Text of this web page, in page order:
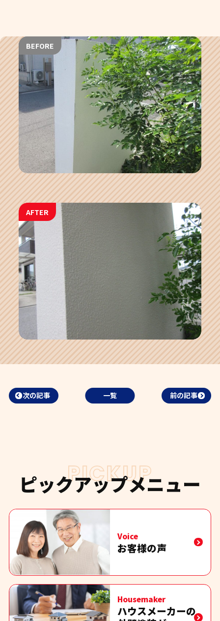
BEFORE
AFTER
次の記事 一覧 前の記事
PICKUP
ピックアップメニュー
Voice
お客様の声
Housemaker
ハウスメーカーの